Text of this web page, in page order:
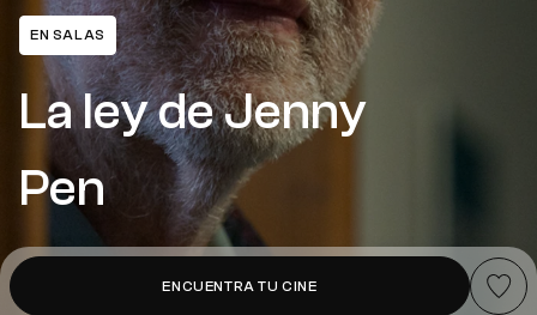
EN SALAS
La ley de Jenny
Pen
ENCUENTRA TU CINE
Añadir